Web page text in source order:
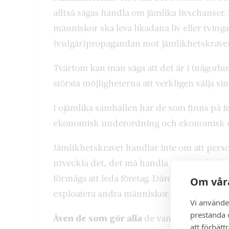
Om
Vi
prestanda
att
alltså sägas handla om jämlika
människor ska leva likadana liv eller
(vulgär)propagandan mot
Tvärtom kan man säga att det är i
största möjligheterna att verkligen välja
I ojämlika samhällen har de som finns på
ekonomisk underordning och ekonomisk
Jämlikhetskravet handlar inte om att
utveckla det, det må handla om
förmåga att leda företag. Däremot ska de
exploatera andra människor.
Även de som gör alla de vanliga jobben,